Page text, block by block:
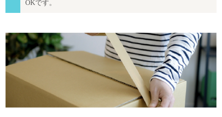
OKです。